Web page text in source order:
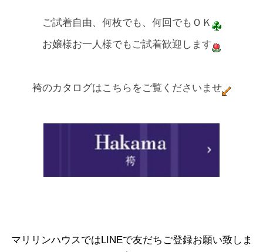
ご試着自由、何枚でも、何回でもＯＫ
お嬢様お一人様でもご試着歓迎します
袴のカタログはこちらをご覧くださいませ
マリリンハウスではLINEで友だちご登録お願い致しま